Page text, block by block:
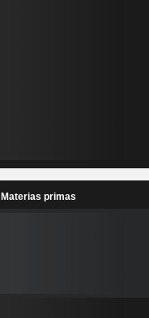
Materias primas